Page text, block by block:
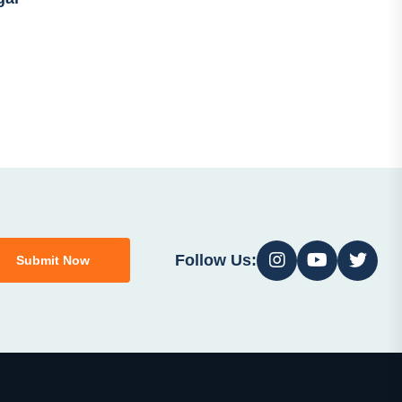
Submit Now Follow Us: